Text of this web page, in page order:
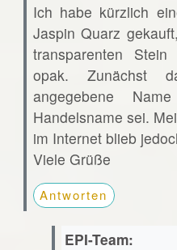
Ich habe kürzlich
Jaspin Quarz
transparenten
opak. Zunächst
angegebene
Handelsname sei.
im Internet blieb
Viele Grüße
Antworten
EPI-Team: